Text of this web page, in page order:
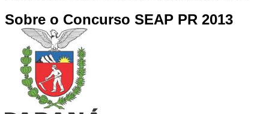
Sobre o Concurso SEAP PR 2013